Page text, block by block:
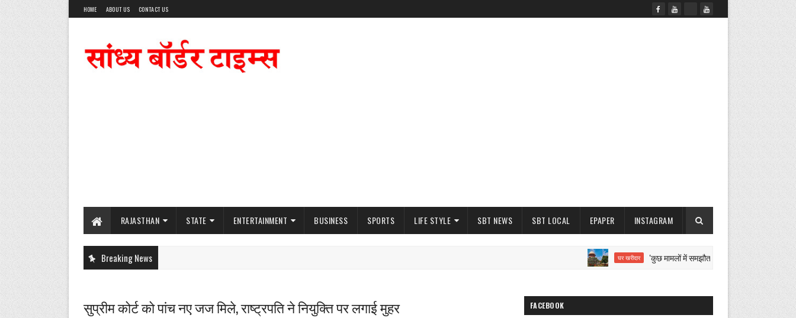
HOME ABOUT US CONTACT US
RAJASTHAN STATE ENTERTAINMENT BUSINESS SPORTS LIFE STYLE SBT NEWS SBT LOCAL EPAPER INSTAGRAM
Breaking News घर खरीदार 'कुछ मामलों में समझौता करने से नहीं रुकेगी सीबीआई जांच':
सुप्रीम कोर्ट को पांच नए जज मिले, राष्ट्रपति ने नियुक्ति पर लगाई मुहर FACEBOOK